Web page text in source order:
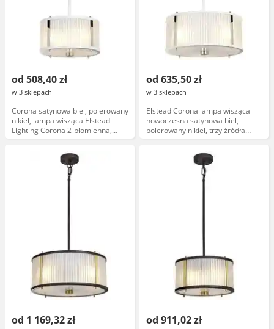
od 508,40 zł
w 3 sklepach
Corona satynowa biel, polerowany
nikiel, lampa wisząca Elstead
Lighting Corona 2-płomienna,
nowoczesny design
od 635,50 zł
w 3 sklepach
Elstead Corona lampa wisząca
nowoczesna satynowa biel,
polerowany nikiel, trzy źródła
światła, model DL-CORONA-3P-
od 1 169,32 zł od 911,02 zł